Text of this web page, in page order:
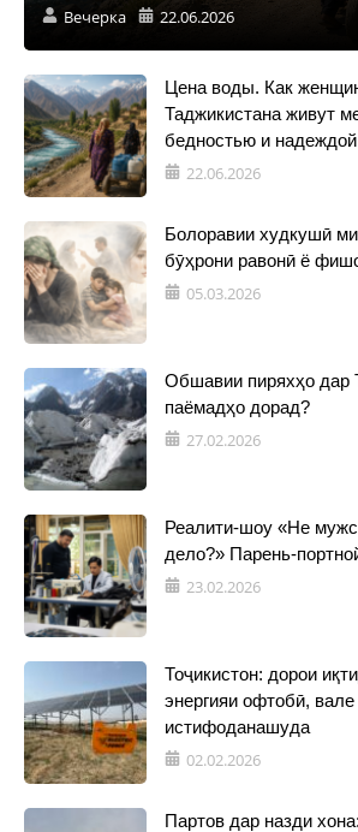
Вечерка 22.06.2026
Цена воды. Как
Таджикистана живут
бедностью и
22.06.2026
Болоравии худкушӣ
бӯҳрони равонӣ ё
05.03.2026
Обшавии пиряхҳо дар
паёмадҳо дорад?
27.02.2026
Реалити-шоу «Не
дело?» Парень-
23.02.2026
Тоҷикистон: дорои
энергияи офтобӣ,
истифоданашуда
02.02.2026
Партов дар назди